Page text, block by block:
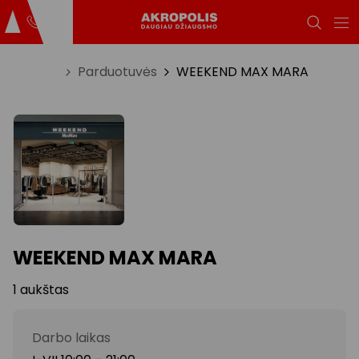
Parduotuvės WEEKEND MAX MARA
WEEKEND MAX MARA
1 aukštas
Darbo laikas